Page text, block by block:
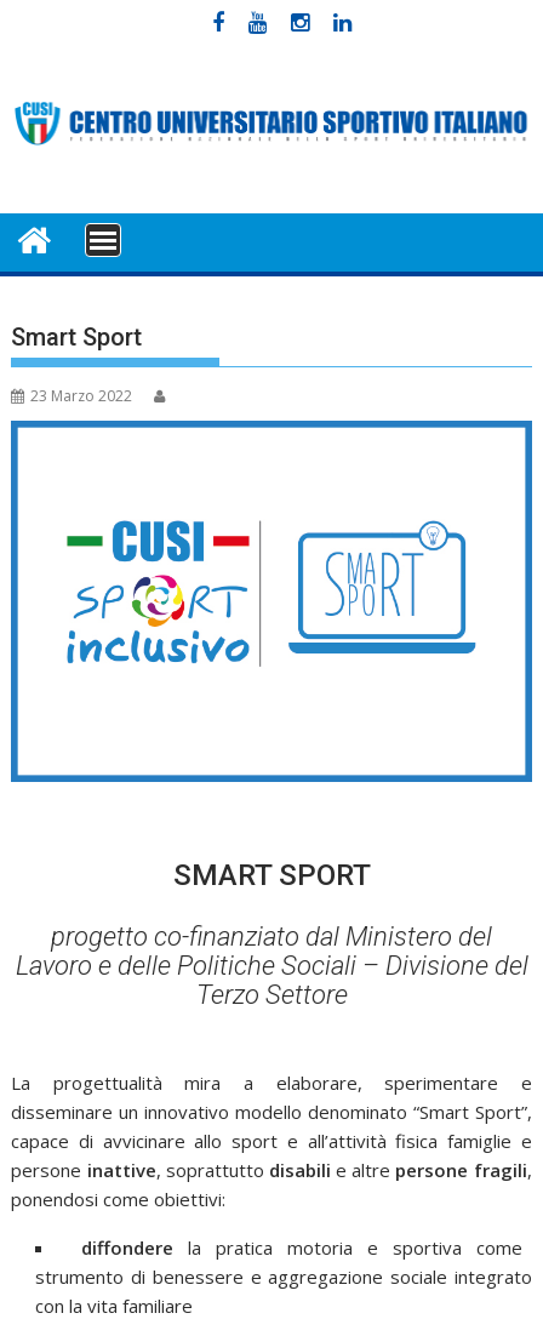
MENU
Smart Sport
23 Marzo 2022
SMART SPORT
progetto co-finanziato dal Ministero del
Lavoro e delle Politiche Sociali – Divisione del
Terzo Settore
La progettualità mira a elaborare, sperimentare e
disseminare un innovativo modello denominato “Smart Sport”,
capace di avvicinare allo sport e all’attività fisica famiglie e
persone inattive, soprattutto disabili e altre persone fragili,
ponendosi come obiettivi:
diffondere la pratica motoria e sportiva come
strumento di benessere e aggregazione sociale integrato
con la vita familiare